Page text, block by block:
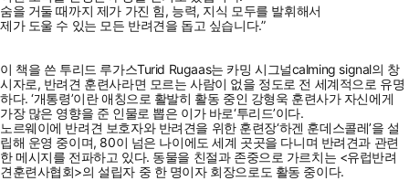
숨을 거둘 때까지 제가 가진 힘, 능력, 지식 모두를 발휘해서
제가 도울 수 있는 모든 반려견을 돕고 싶습니다.”
이 책을 쓴 투리드 루가스Turid Rugaas는 카밍 시그널calming signal의 창
시자로, 반려견 훈련사라면 모르는 사람이 없을 정도로 전 세계적으로 유명
하다. ‘개통령’이란 애칭으로 활발히 활동 중인 강형욱 훈련사가 자신에게
가장 많은 영향을 준 인물로 뽑은 이가 바로‘투리드’이다.
노르웨이에 반려견 보호자와 반려견을 위한 훈련장‘하겐 훈데스콜레’을 설
립해 운영 중이며, 80이 넘은 나이에도 세계 곳곳을 다니며 반려견과 관련
한 메시지를 전파하고 있다. 동물을 친절과 존중으로 가르치는 <유럽반려
견훈련사협회>의 설립자 중 한 명이자 회장으로도 활동 중이다.